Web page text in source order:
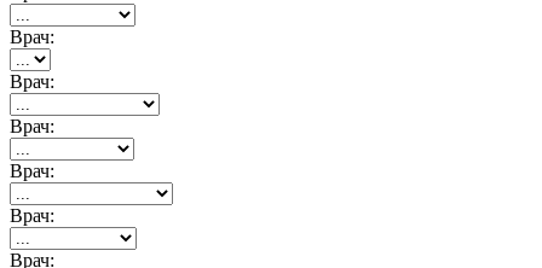
Врач:
Врач:
Врач:
Врач:
Врач:
Врач: